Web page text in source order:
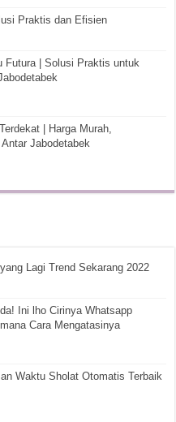
Praktis dan Efisien
Futura | Solusi Praktis untuk
| Harga Murah,
Jabodetabek
Lagi Trend Sekarang 2022
Ini lho Cirinya Whatsapp
Cara Mengatasinya
Waktu Sholat Otomatis Terbaik